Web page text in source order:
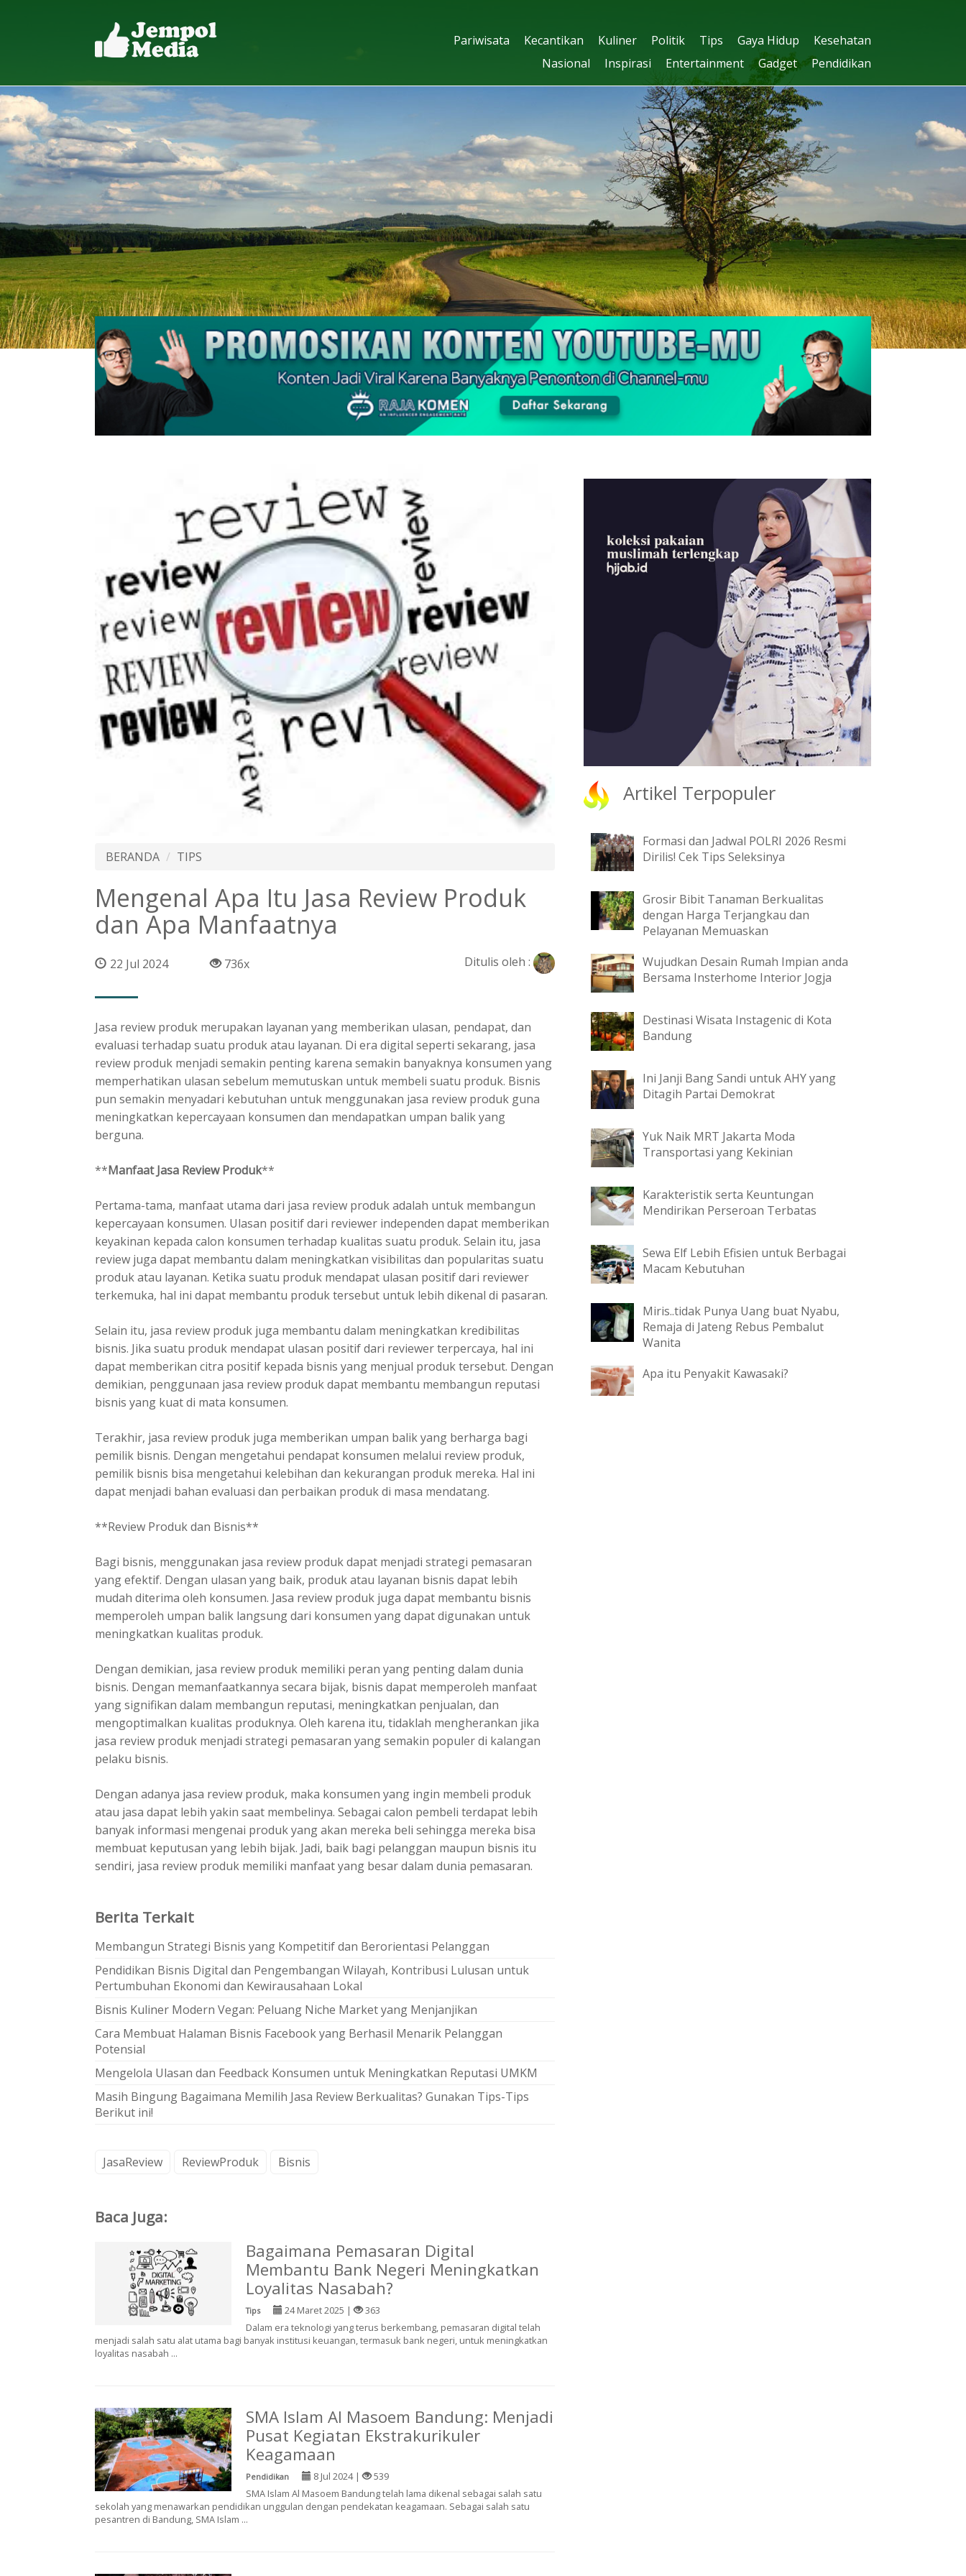
Pariwisata Kecantikan Kuliner Politik Tips Gaya Hidup
Kesehatan
Nasional
Inspirasi Entertainment Gadget Pendidikan
BERANDA TIPS
Mengenal Apa Itu Jasa Review Produk
dan Apa Manfaatnya
22 Jul 2024 736x Ditulis oleh :
Jasa review produk merupakan layanan yang memberikan ulasan, pendapat, dan
evaluasi terhadap suatu produk atau layanan. Di era digital seperti sekarang, jasa
review produk menjadi semakin penting karena semakin banyaknya konsumen yang
memperhatikan ulasan sebelum memutuskan untuk membeli suatu produk. Bisnis
pun semakin menyadari kebutuhan untuk menggunakan jasa review produk guna
meningkatkan kepercayaan konsumen dan mendapatkan umpan balik yang
berguna.
**Manfaat Jasa Review Produk**
Pertama-tama, manfaat utama dari jasa review produk adalah untuk membangun
kepercayaan konsumen. Ulasan positif dari reviewer independen dapat memberikan
keyakinan kepada calon konsumen terhadap kualitas suatu produk. Selain itu, jasa
review juga dapat membantu dalam meningkatkan visibilitas dan popularitas suatu
produk atau layanan. Ketika suatu produk mendapat ulasan positif dari reviewer
terkemuka, hal ini dapat membantu produk tersebut untuk lebih dikenal di pasaran.
Selain itu, jasa review produk juga membantu dalam meningkatkan kredibilitas
bisnis. Jika suatu produk mendapat ulasan positif dari reviewer terpercaya, hal ini
dapat memberikan citra positif kepada bisnis yang menjual produk tersebut. Dengan
demikian, penggunaan jasa review produk dapat membantu membangun reputasi
bisnis yang kuat di mata konsumen.
Terakhir, jasa review produk juga memberikan umpan balik yang berharga bagi
pemilik bisnis. Dengan mengetahui pendapat konsumen melalui review produk,
pemilik bisnis bisa mengetahui kelebihan dan kekurangan produk mereka. Hal ini
dapat menjadi bahan evaluasi dan perbaikan produk di masa mendatang.
**Review Produk dan Bisnis**
Bagi bisnis, menggunakan jasa review produk dapat menjadi strategi pemasaran
yang efektif. Dengan ulasan yang baik, produk atau layanan bisnis dapat lebih
mudah diterima oleh konsumen. Jasa review produk juga dapat membantu bisnis
memperoleh umpan balik langsung dari konsumen yang dapat digunakan untuk
meningkatkan kualitas produk.
Dengan demikian, jasa review produk memiliki peran yang penting dalam dunia
bisnis. Dengan memanfaatkannya secara bijak, bisnis dapat memperoleh manfaat
yang signifikan dalam membangun reputasi, meningkatkan penjualan, dan
mengoptimalkan kualitas produknya. Oleh karena itu, tidaklah mengherankan jika
jasa review produk menjadi strategi pemasaran yang semakin populer di kalangan
pelaku bisnis.
Dengan adanya jasa review produk, maka konsumen yang ingin membeli produk
atau jasa dapat lebih yakin saat membelinya. Sebagai calon pembeli terdapat lebih
banyak informasi mengenai produk yang akan mereka beli sehingga mereka bisa
membuat keputusan yang lebih bijak. Jadi, baik bagi pelanggan maupun bisnis itu
sendiri, jasa review produk memiliki manfaat yang besar dalam dunia pemasaran.
Berita Terkait
Membangun Strategi Bisnis yang Kompetitif dan Berorientasi Pelanggan
Pendidikan Bisnis Digital dan Pengembangan Wilayah, Kontribusi Lulusan untuk
Pertumbuhan Ekonomi dan Kewirausahaan Lokal
Bisnis Kuliner Modern Vegan: Peluang Niche Market yang Menjanjikan
Cara Membuat Halaman Bisnis Facebook yang Berhasil Menarik Pelanggan
Potensial
Mengelola Ulasan dan Feedback Konsumen untuk Meningkatkan Reputasi UMKM
Masih Bingung Bagaimana Memilih Jasa Review Berkualitas? Gunakan Tips-Tips
Berikut ini!
JasaReview ReviewProduk Bisnis
Baca Juga:
Bagaimana Pemasaran Digital
Membantu Bank Negeri Meningkatkan
Loyalitas Nasabah?
Tips 24 Maret 2025 |
363
Dalam era teknologi yang terus berkembang, pemasaran digital telah
menjadi salah satu alat utama bagi banyak institusi keuangan, termasuk bank negeri, untuk meningkatkan
loyalitas nasabah ...
SMA Islam Al Masoem Bandung: Menjadi
Pusat Kegiatan Ekstrakurikuler
Keagamaan
Pendidikan 8 Jul 2024 |
539
SMA Islam Al Masoem Bandung telah lama dikenal sebagai salah satu
sekolah yang menawarkan pendidikan unggulan dengan pendekatan keagamaan. Sebagai salah satu
pesantren di Bandung, SMA Islam ...
Artikel Terpopuler
Formasi dan Jadwal POLRI 2026 Resmi
Dirilis! Cek Tips Seleksinya
Grosir Bibit Tanaman Berkualitas
dengan Harga Terjangkau dan
Pelayanan Memuaskan
Wujudkan Desain Rumah Impian anda
Bersama Insterhome Interior Jogja
Destinasi Wisata Instagenic di Kota
Bandung
Ini Janji Bang Sandi untuk AHY yang
Ditagih Partai Demokrat
Yuk Naik MRT Jakarta Moda
Transportasi yang Kekinian
Karakteristik serta Keuntungan
Mendirikan Perseroan Terbatas
Sewa Elf Lebih Efisien untuk Berbagai
Macam Kebutuhan
Miris..tidak Punya Uang buat Nyabu,
Remaja di Jateng Rebus Pembalut
Wanita
Apa itu Penyakit Kawasaki?